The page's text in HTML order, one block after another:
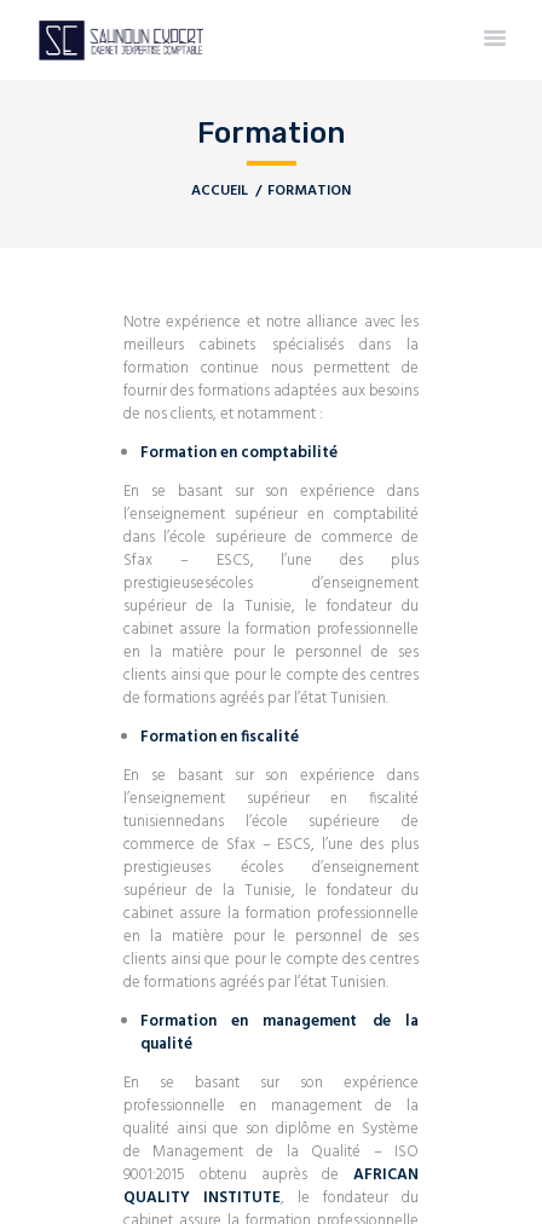
Formation
ACCUEIL FORMATION
Notre expérience et notre alliance avec les
meilleurs cabinets spécialisés dans la
formation continue nous permettent de
fournir des formations adaptées aux besoins
de nos clients, et notamment :
Formation en comptabilité
En se basant sur son expérience dans
l’enseignement supérieur en comptabilité
dans l’école supérieure de commerce de
Sfax – ESCS, l’une des plus
prestigieusesécoles d’enseignement
supérieur de la Tunisie, le fondateur du
cabinet assure la formation professionnelle
en la matière pour le personnel de ses
clients ainsi que pour le compte des centres
de formations agréés par l’état Tunisien.
Formation en fiscalité
En se basant sur son expérience dans
l’enseignement supérieur en fiscalité
tunisiennedans l’école supérieure de
commerce de Sfax – ESCS, l’une des plus
prestigieuses écoles d’enseignement
supérieur de la Tunisie, le fondateur du
cabinet assure la formation professionnelle
en la matière pour le personnel de ses
clients ainsi que pour le compte des centres
de formations agréés par l’état Tunisien.
Formation en management de la
qualité
En se basant sur son expérience
professionnelle en management de la
qualité ainsi que son diplôme en Système
de Management de la Qualité – ISO
9001:2015 obtenu auprès deAFRICAN
QUALITY INSTITUTE, le fondateur du